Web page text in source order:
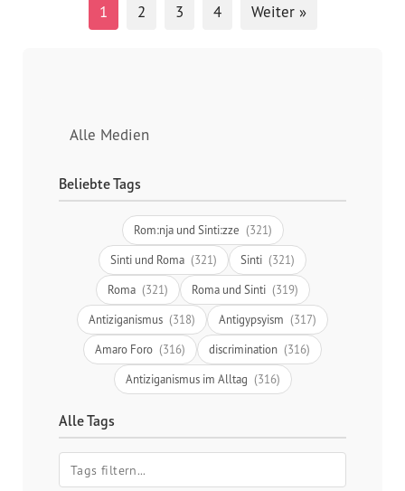
Alle Medien
Beliebte Tags
Rom:nja und Sinti:zze (321)
Sinti und Roma (321) Sinti (321)
Roma (321) Roma und Sinti (319)
Antiziganismus (318) Antigypsyism (317)
Amaro Foro (316) discrimination (316)
Antiziganismus im Alltag (316)
Alle Tags
1 2 3 4 Weiter »